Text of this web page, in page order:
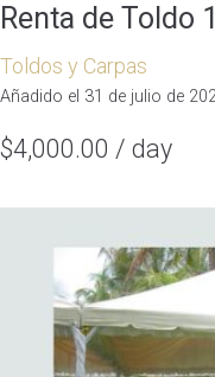
Renta de Toldo
Toldos y Carpas
Añadido el 31 de julio de
$4,000.00 / day